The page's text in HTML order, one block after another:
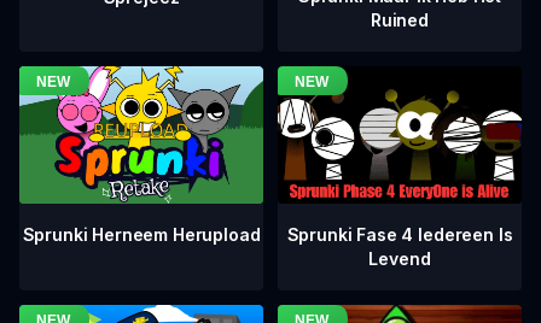
Ruined
Sprunki Herneem Herupload
Sprunki Fase 4 Iedereen Is
Levend